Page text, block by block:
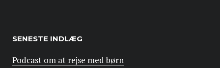
SENESTE INDLÆG
Podcast om at rejse med børn